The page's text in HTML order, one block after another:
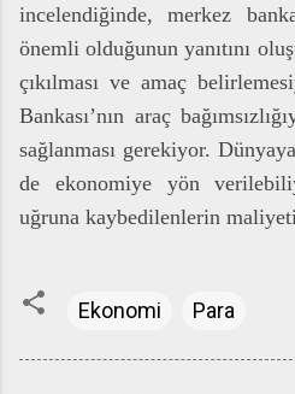
incelendiğinde, merkez
önemli olduğunun yanıtını
çıkılması ve amaç
Bankası’nın araç
sağlanması gerekiyor.
de ekonomiye yön
uğruna kaybedilenlerin
Ekonomi Para